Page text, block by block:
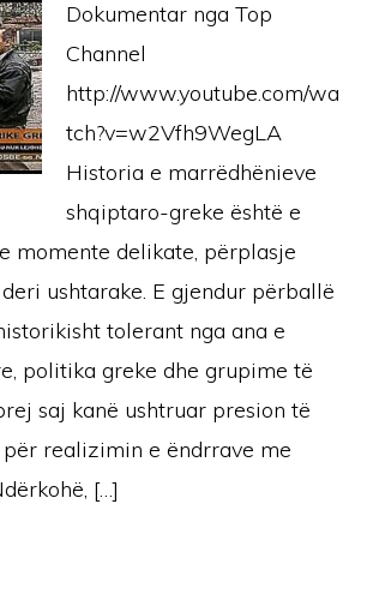
Dokumentar nga Top
Channel
http://www.youtube.com/wa
tch?v=w2Vfh9WegLA
Historia e marrëdhënieve
shqiptaro-greke është e
momente delikate, përplasje
ushtarake. E gjendur përballë
tolerant nga ana e
politika greke dhe grupime të
saj kanë ushtruar presion të
realizimin e ëndrrave me
[…]